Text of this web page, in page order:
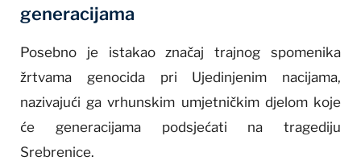
generacijama
Posebno je istakao značaj trajnog spomenika
žrtvama genocida pri Ujedinjenim nacijama,
nazivajući ga vrhunskim umjetničkim djelom koje
će generacijama podsjećati na tragediju
Srebrenice.